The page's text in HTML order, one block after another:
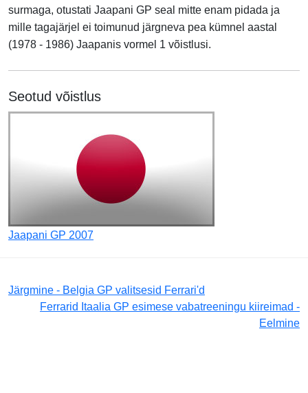
surmaga, otustati Jaapani GP seal mitte enam pidada ja
mille tagajärjel ei toimunud järgneva pea kümnel aastal
(1978 - 1986) Jaapanis vormel 1 võistlusi.
Seotud võistlus
Jaapani GP 2007
Järgmine - Belgia GP valitsesid Ferrari'd
Ferrarid Itaalia GP esimese vabatreeningu kiireimad -
Eelmine